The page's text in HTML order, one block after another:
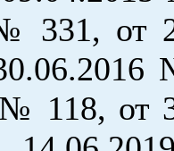
331, от
118, от